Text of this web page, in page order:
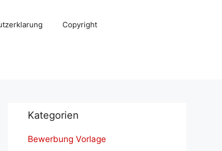
Copyright
Kategorien
Bewerbung Vorlage